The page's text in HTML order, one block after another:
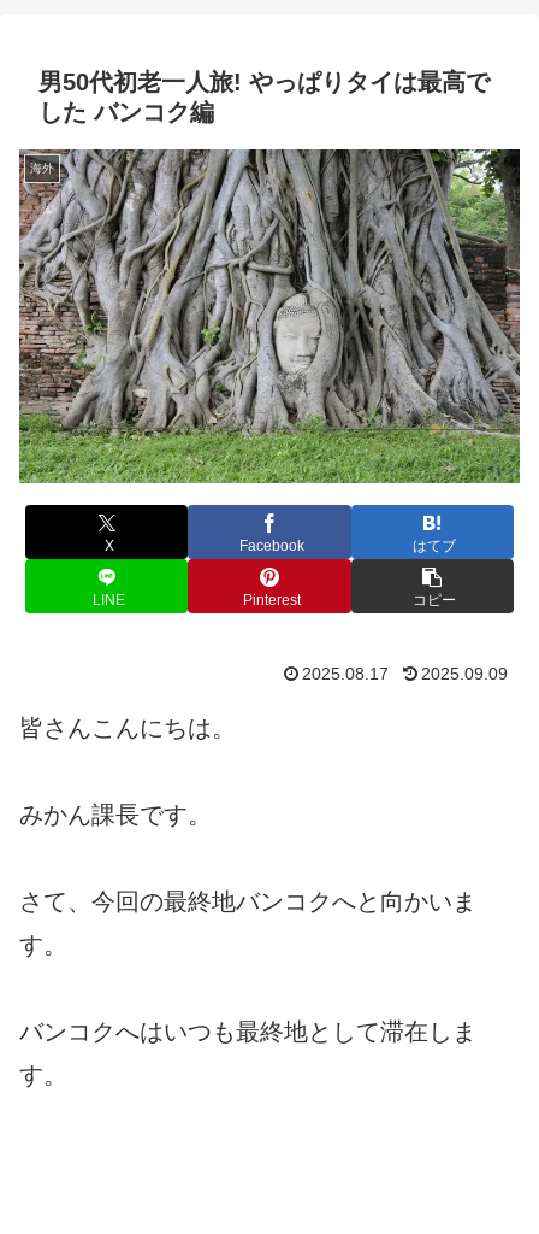
男50代初老一人旅! やっぱりタイは最高で
した バンコク編
海外
X Facebook はてブ
LINE Pinterest コピー
2025.08.17 2025.09.09
皆さんこんにちは。
みかん課長です。
さて、今回の最終地バンコクへと向かいま
す。
バンコクへはいつも最終地として滞在しま
す。